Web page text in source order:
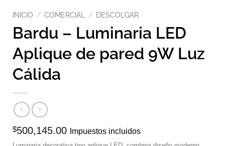
INICIO / COMERCIAL / DESCOLGAR
Bardu – Luminaria LED
Aplique de pared 9W Luz
Cálida
$500,145.00 Impuestos incluidos